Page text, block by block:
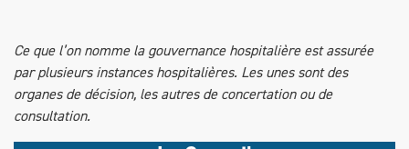
Ce que l’on nomme la gouvernance hospitalière est assurée
par plusieurs instances hospitalières. Les unes sont des
organes de décision, les autres de concertation ou de
consultation.